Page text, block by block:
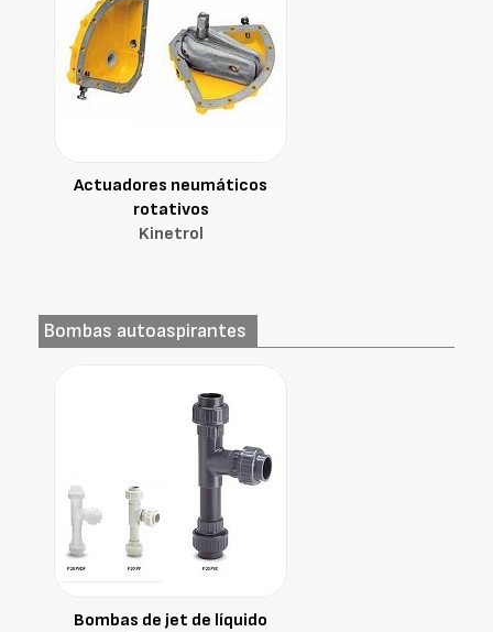
Actuadores neumáticos
rotativos
Kinetrol
Bombas autoaspirantes
Bombas de jet de líquido